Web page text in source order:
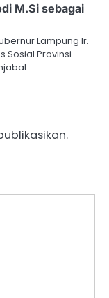
M.Si sebagai
Lampung Ir.
Sosial Provinsi